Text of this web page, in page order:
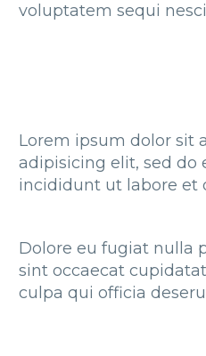
voluptatem sequi
Lorem ipsum dolor sit
adipisicing elit, sed do
incididunt ut labore et
Dolore eu fugiat nulla
sint occaecat
culpa qui officia